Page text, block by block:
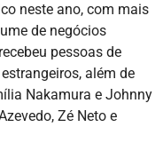
neste ano, com mais
de negócios
pessoas de
além de
Nakamura e Johnny
Zé Neto e